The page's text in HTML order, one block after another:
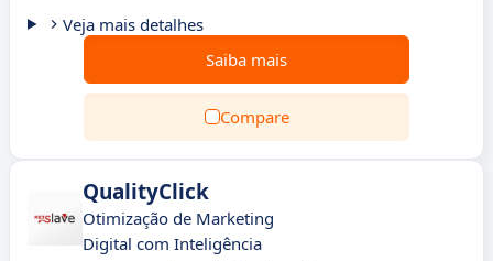
Veja mais detalhes
Saiba mais
Compare
QualityClick
Otimização de Marketing
Digital com Inteligência